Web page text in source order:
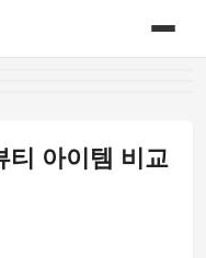
티 아이템 비교